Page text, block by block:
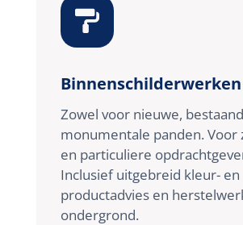

Binnenschilderwerken
Zowel voor nieuwe,
monumentale panden. Voor
en particuliere
Inclusief uitgebreid kleur- en
productadvies en
ondergrond.